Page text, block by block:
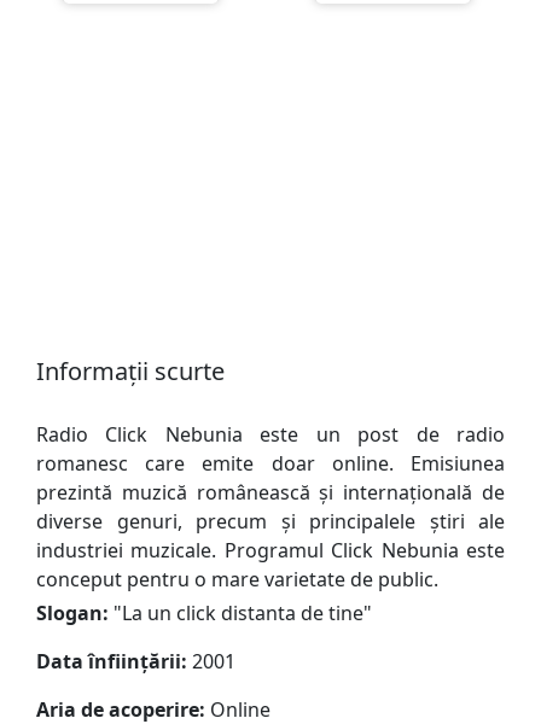
Informații scurte
Radio Click Nebunia este un post de radio
romanesc care emite doar online. Emisiunea
prezintă muzică românească și internațională de
diverse genuri, precum și principalele știri ale
industriei muzicale. Programul Click Nebunia este
conceput pentru o mare varietate de public.
Slogan: "La un click distanta de tine"
Data înființării: 2001
Aria de acoperire: Online